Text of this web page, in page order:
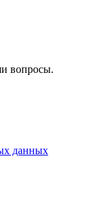
вопросы.
данных